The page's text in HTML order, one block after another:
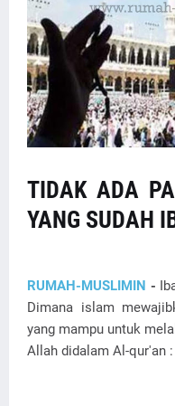
TIDAK ADA
YANG SUDAH
RUMAH-MUSLIMIN -
Dimana islam
yang mampu untuk
Allah didalam Al-qur'an :